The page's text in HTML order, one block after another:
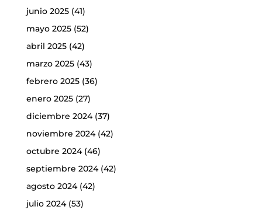
junio 2025(41)
mayo 2025(52)
abril 2025(42)
marzo 2025(43)
febrero 2025(36)
enero 2025(27)
diciembre 2024(37)
noviembre 2024(42)
octubre 2024(46)
septiembre 2024(42)
agosto 2024(42)
julio 2024(53)